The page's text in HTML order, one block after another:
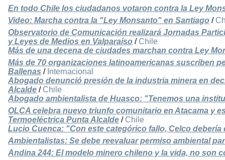
En todo Chile los ciudadanos votaron contra la Ley
Video: Marcha contra la "Ley Monsanto" en Santiago /
Observatorio de Comunicación realizará Jornadas
y Leyes de Medios en Valparaíso / Chile
Más de una decena de ciudades marchan contra Ley
Más de 70 organizaciones latinoamericanas suscriben
Ballenas / Internacional
Abogado denunció presión de la industria minera en
Alcalde / Chile
Abogado ambientalista de Huasco: "Tenemos una
OLCA celebra nuevo triunfo comunitario en Atacama y
Termoeléctrica Punta Alcalde / Chile
Lucio Cuenca: "Con este categórico fallo, Celco
Ambientalistas: Se debe reevaluar permiso ambiental
Andina 244: El modelo minero chileno y la vida, no son